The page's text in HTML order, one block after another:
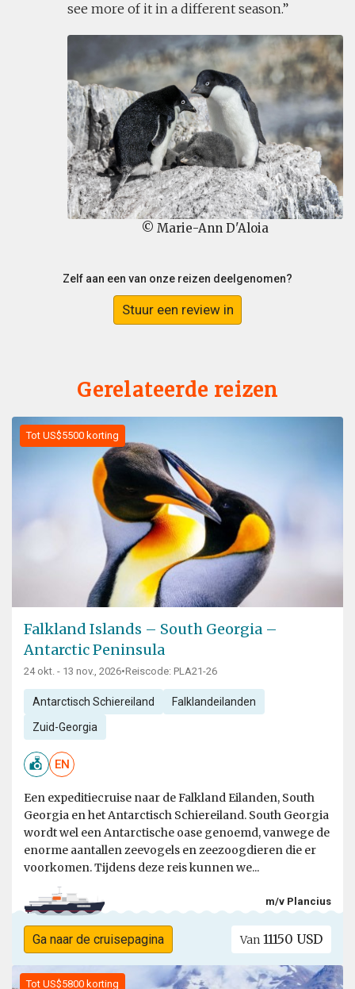
see more of it in a different season.
© Marie-Ann D'Aloia
Zelf aan een van onze reizen deelgenomen?
Stuur een review in
Gerelateerde reizen
Tot US$5500 korting
Falkland Islands – South Georgia –
Antarctic Peninsula
24 okt. - 13 nov., 2026•Reiscode: PLA21-26
Antarctisch Schiereiland Falklandeilanden
Zuid-Georgia
EN
Een expeditiecruise naar de Falkland Eilanden, South
Georgia en het Antarctisch Schiereiland. South Georgia
wordt wel een Antarctische oase genoemd, vanwege de
enorme aantallen zeevogels en zeezoogdieren die er
voorkomen. Tijdens deze reis kunnen we...
m/v Plancius
Ga naar de cruisepagina Van 11150 USD
Tot US$5800 korting